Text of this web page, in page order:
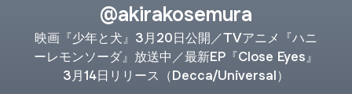
@akirakosemura
映画『少年と犬』3月20日公開／TVアニメ『ハニ
ーレモンソーダ』放送中／最新EP『Close Eyes』
3月14日リリース（Decca/Universal）